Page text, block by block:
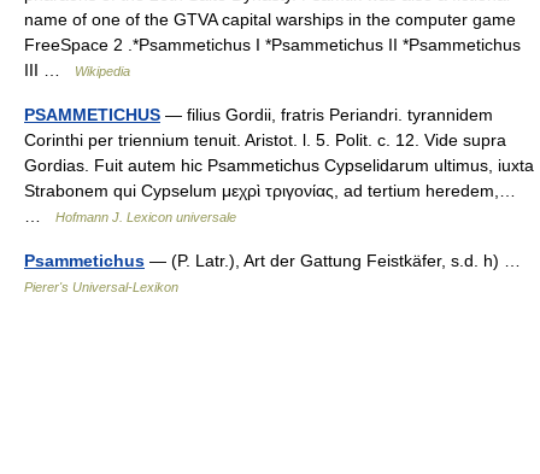
name of one of the GTVA capital warships in the computer game
FreeSpace 2 .*Psammetichus I *Psammetichus II *Psammetichus
III …
Wikipedia
PSAMMETICHUS — filius Gordii, fratris Periandri. tyrannidem
Corinthi per triennium tenuit. Aristot. l. 5. Polit. c. 12. Vide supra
Gordias. Fuit autem hic Psammetichus Cypselidarum ultimus, iuxta
Strabonem qui Cypselum μεχρὶ τριγονίας, ad tertium heredem,…
Hofmann J. Lexicon universale
Psammetichus — (P. Latr.), Art der Gattung Feistkäfer, s.d. h) …
Pierer's Universal-Lexikon